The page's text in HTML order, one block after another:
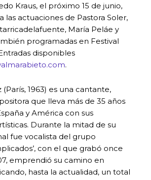
Kraus, el próximo 15 de junio,
las actuaciones de Pastora Soler,
María Peláe y
programadas en Festival
disponibles
.
1963) es una cantante,
que lleva más de 35 años
y América con sus
Durante la mitad de su
fue vocalista del grupo
con el que grabó once
emprendió su camino en
hasta la actualidad, un total